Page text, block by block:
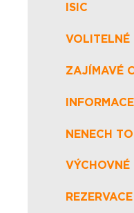
ISIC
VOLITELNÉ
ZAJÍMAVÉ
NENECH
VÝCHOVNÉ